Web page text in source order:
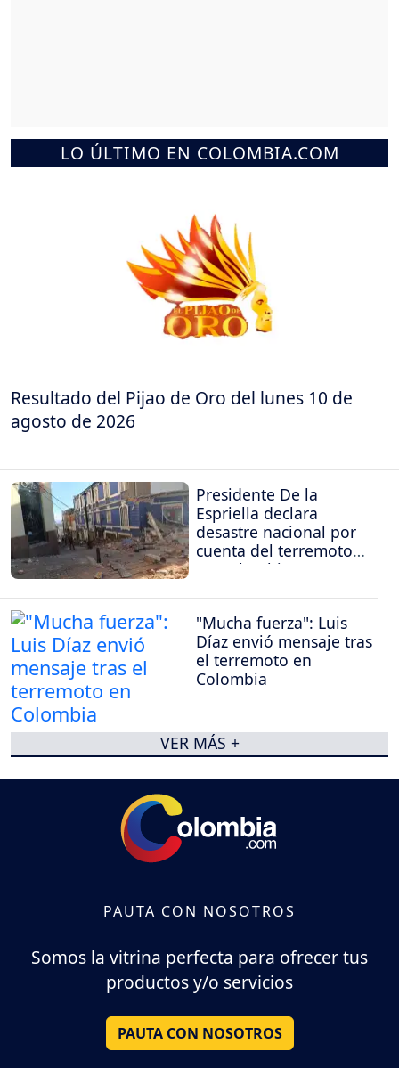
LO ÚLTIMO EN COLOMBIA.COM
Resultado del Pijao de Oro del lunes 10 de
agosto de 2026
Presidente De la
Espriella declara
desastre nacional por
cuenta del terremoto
en Colombia
"Mucha fuerza": Luis
Díaz envió mensaje tras
el terremoto en
Colombia
VER MÁS +
PAUTA CON NOSOTROS
Somos la vitrina perfecta para ofrecer tus
productos y/o servicios
PAUTA CON NOSOTROS